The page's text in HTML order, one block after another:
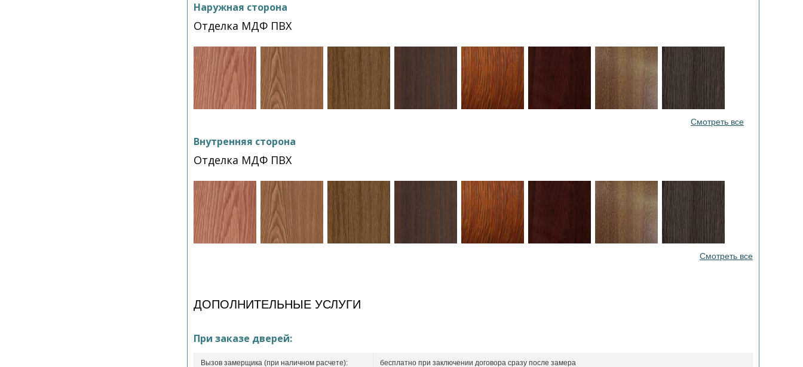
Наружная сторона
Отделка МДФ ПВХ
Смотреть все
Внутренняя сторона
Отделка МДФ ПВХ
Смотреть все
ДОПОЛНИТЕЛЬНЫЕ УСЛУГИ
При заказе дверей:
Вызов замерщика (при наличном расчете): бесплатно при заключении договора сразу после замера